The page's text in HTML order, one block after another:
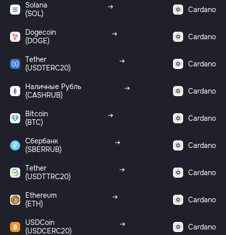
Solana
(SOL)
Cardano
Dogecoin
(DOGE)
Cardano
Tether
(USDTERC20)
Cardano
Наличные Рубль
(CASHRUB)
Cardano
Bitcoin
(BTC)
Cardano
Сбербанк
(SBERRUB)
Cardano
Tether
(USDTTRC20)
Cardano
Ethereum
(ETH)
Cardano
USDCoin
(USDCERC20)
Cardano